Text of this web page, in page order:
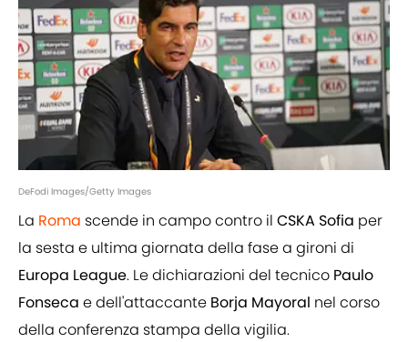
DeFodi Images/Getty Images
La Roma scende in campo contro il CSKA Sofia per
la sesta e ultima giornata della fase a gironi di
Europa League. Le dichiarazioni del tecnico Paulo
Fonseca e dell'attaccante Borja Mayoral nel corso
della conferenza stampa della vigilia.